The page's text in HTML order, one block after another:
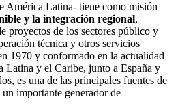
América Latina- tiene como misión
y la integración regional,
proyectos de los sectores público y
técnica y otros servicios
1970 y conformado en la actualidad
Latina y el Caribe, junto a España y
es una de las principales fuentes de
importante generador de